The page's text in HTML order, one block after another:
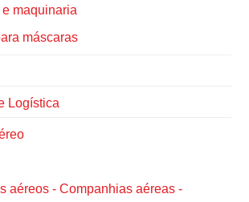
maquinaria
máscaras
Logística
aéreos - Companhias aéreas -